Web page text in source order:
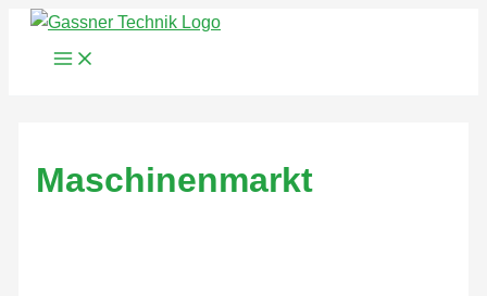
Zum
Maschinenmarkt